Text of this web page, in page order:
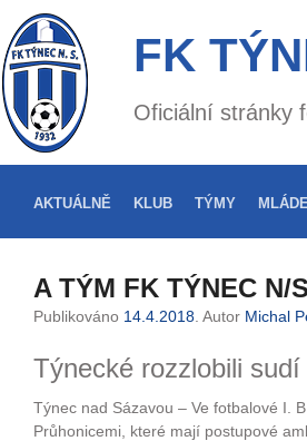
FK
Oficiální stránky
AKTUÁLNĚ KLUB TÝMY
A TÝM FK TÝNEC N/
Publikováno 14.4.2018 . Autor Michal
Týnecké rozzlobili
Týnec nad Sázavou – Ve fotbalové I.
Průhonicemi, které mají postupové